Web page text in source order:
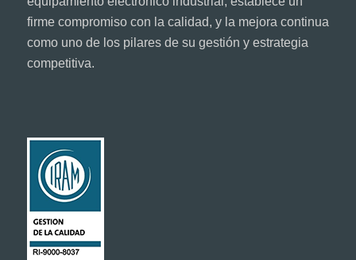
firme compromiso con la calidad, y la mejora continua
como uno de los pilares de su gestión y estrategia
competitiva.